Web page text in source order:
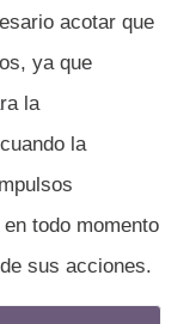
acotar que
ya que
la
la
todo momento
sus acciones.